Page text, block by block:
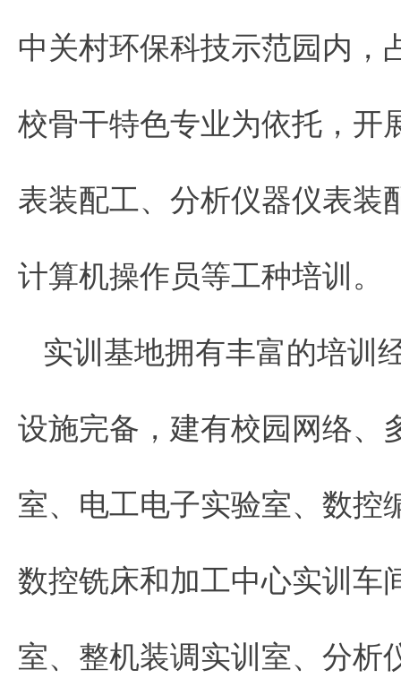
中关村环保科技示范园内，
校骨干特色专业为依托，开
表装配工、分析仪器仪表装
计算机操作员等工种培训。
实训基地拥有丰富的培训
设施完备，建有校园网络、
室、电工电子实验室、数控
数控铣床和加工中心实训车
室、整机装调实训室、分析